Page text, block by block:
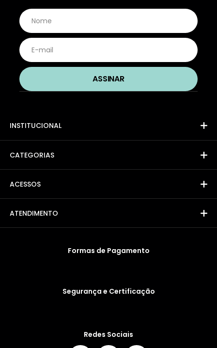
INSTITUCIONAL
CATEGORIAS
ACESSOS
ATENDIMENTO
Formas de Pagamento
Segurança e Certificação
Redes Sociais